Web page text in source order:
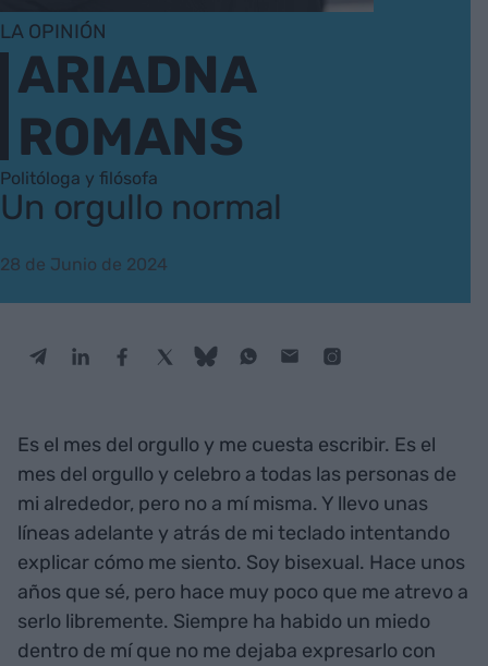
LA OPINIÓN
ARIADNA
ROMANS
Politóloga y filósofa
Un orgullo normal
28 de Junio de 2024
Es el mes del orgullo y me cuesta escribir. Es el
mes del orgullo y celebro a todas las personas de
mi alrededor, pero no a mí misma. Y llevo unas
líneas adelante y atrás de mi teclado intentando
explicar cómo me siento. Soy bisexual. Hace unos
años que sé, pero hace muy poco que me atrevo a
serlo libremente. Siempre ha habido un miedo
dentro de mí que no me dejaba expresarlo con